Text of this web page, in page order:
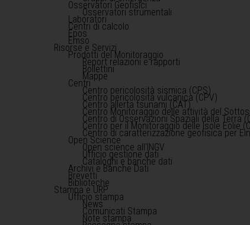
Osservatori Geofisici
Osservatori strumentali
Laboratori
Centri di calcolo
Epos
Emso
Risorse e Servizi
Prodotti del Monitoraggio
Report relazioni e rapporti
Bollettini
Mappe
Centri
Centro pericolosità sismica (CPS)
Centro pericolosità vulcanica (CPV)
Centro allerta tsunami (CAT)
Centro Monitoraggio delle attività del
Centro di Osservazioni Spaziali della Terra
Centro per il Monitoraggio delle Isole Eolie
Centro di caratterizzazione geofisica per
Open Science
Open science all'INGV
Ufficio gestione dati
Cataloghi e banche dati
Archivi e Banche Dati
Brevetti
Biblioteche
Stampa e URP
Ufficio stampa
News
Comunicati Stampa
Note stampa